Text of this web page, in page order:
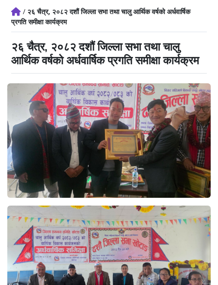
/ २६ चैत्र, २०८२ दशौं जिल्ला सभा तथा चालु आर्थिक वर्षको अर्धवार्षिक
प्रगति समीक्षा कार्यक्रम
२६ चैत्र, २०८२ दशौं जिल्ला सभा तथा चालु
आर्थिक वर्षको अर्धवार्षिक प्रगति समीक्षा कार्यक्रम